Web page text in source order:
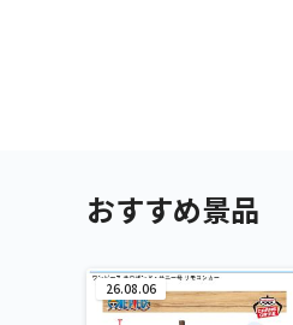
おすすめ景品
26.08.06